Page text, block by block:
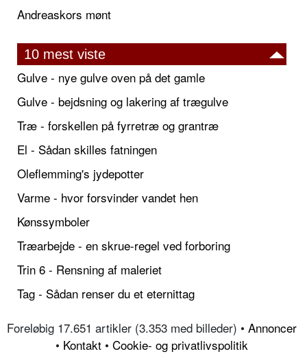
Andreaskors mønt
10 mest viste
Gulve - nye gulve oven på det gamle
Gulve - bejdsning og lakering af trægulve
Træ - forskellen på fyrretræ og grantræ
El - Sådan skilles fatningen
Oleflemming's jydepotter
Varme - hvor forsvinder vandet hen
Kønssymboler
Træarbejde - en skrue-regel ved forboring
Trin 6 - Rensning af maleriet
Tag - Sådan renser du et eternittag
Foreløbig 17.651 artikler (3.353 med billeder) • Annoncer
• Kontakt • Cookie- og privatlivspolitik